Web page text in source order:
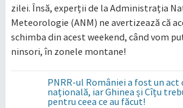
zilei. Însă, experții de la Administrația
Meteorologie (ANM) ne avertizează că
schimba din acest weekend, când vom
ninsori, în zonele montane!
PNRR-ul României a fost un act
națională, iar Ghinea și Cîțu
pentru ceea ce au făcut!